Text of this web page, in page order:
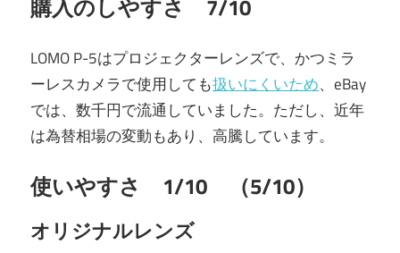
購入のしやすさ 7/10
LOMO P-5はプロジェクターレンズで、かつミラ
ーレスカメラで使用しても扱いにくいため、eBay
では、数千円で流通していました。ただし、近年
は為替相場の変動もあり、高騰しています。
使いやすさ 1/10 （5/10）
オリジナルレンズ